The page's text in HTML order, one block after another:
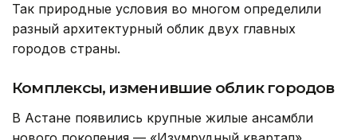
Так природные условия во многом определили
разный архитектурный облик двух главных
городов страны.
Комплексы, изменившие облик городов
В Астане появились крупные жилые ансамбли